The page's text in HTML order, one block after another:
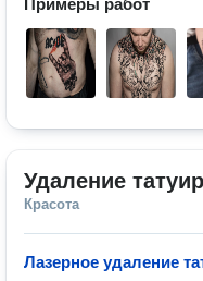
Примеры работ
Удаление
Красота
Лазерное удаление